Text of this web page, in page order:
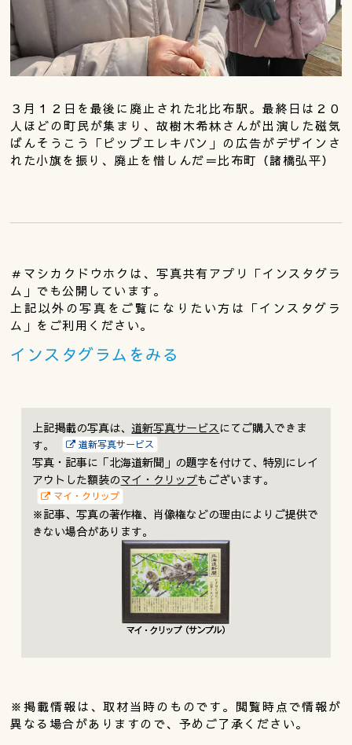
３月１２日を最後に廃止された北比布駅。最終日は２０
人ほどの町民が集まり、故樹木希林さんが出演した磁気
ばんそうこう「ピップエレキバン」の広告がデザインさ
れた小旗を振り、廃止を惜しんだ＝比布町（諸橋弘平）
＃マシカクドウホクは、写真共有アプリ「インスタグラ
ム」でも公開しています。
上記以外の写真をご覧になりたい方は「インスタグラ
ム」をご利用ください。
インスタグラムをみる
上記掲載の写真は、 道新写真サービス にてご購入できま
す。
道新写真サービス
写真・記事に「北海道新聞」の題字を付けて、特別にレイ
アウトした額装のマイ・クリップもございます。
マイ・クリップ
※記事、写真の著作権、肖像権などの理由によりご提供で
きない場合があります。
※掲載情報は、取材当時のものです。閲覧時点で情報が
異なる場合がありますので、予めご了承ください。